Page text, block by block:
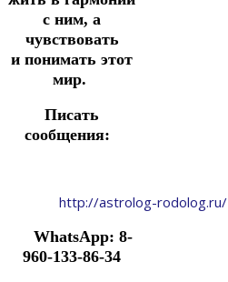
с ним, а
чувствовать
и понимать этот
мир.
Писать
сообщения:
http://astrolog-rodolog.ru/
WhatsApp: 8-
960-133-86-34